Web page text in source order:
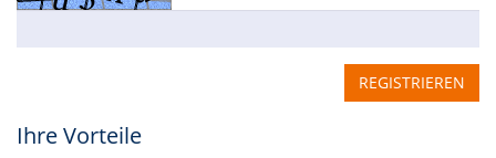
REGISTRIEREN
Ihre Vorteile